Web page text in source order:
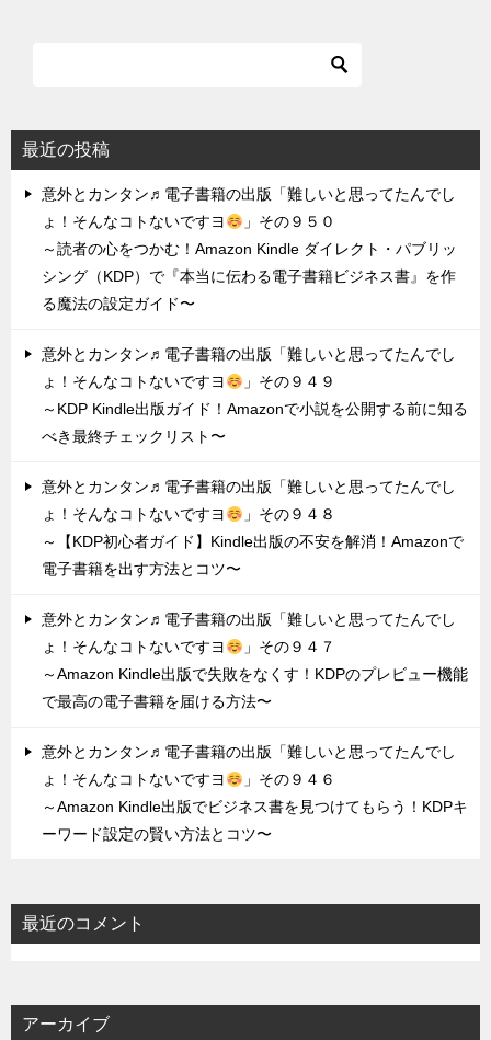
最近の投稿
意外とカンタン♬電子書籍の出版「難しいと思ってたんでし
ょ！そんなコトないですヨ
」その９５０
～読者の心をつかむ！Amazon Kindle ダイレクト・パブリッ
シング（KDP）で『本当に伝わる電子書籍ビジネス書』を作
る魔法の設定ガイド〜
意外とカンタン♬電子書籍の出版「難しいと思ってたんでし
ょ！そんなコトないですヨ
」その９４９
～KDP Kindle出版ガイド！Amazonで小説を公開する前に知る
べき最終チェックリスト〜
意外とカンタン♬電子書籍の出版「難しいと思ってたんでし
ょ！そんなコトないですヨ
」その９４８
～【KDP初心者ガイド】Kindle出版の不安を解消！Amazonで
電子書籍を出す方法とコツ〜
意外とカンタン♬電子書籍の出版「難しいと思ってたんでし
ょ！そんなコトないですヨ
」その９４７
～Amazon Kindle出版で失敗をなくす！KDPのプレビュー機能
で最高の電子書籍を届ける方法〜
意外とカンタン♬電子書籍の出版「難しいと思ってたんでし
ょ！そんなコトないですヨ
」その９４６
～Amazon Kindle出版でビジネス書を見つけてもらう！KDPキ
ーワード設定の賢い方法とコツ〜
最近のコメント
アーカイブ